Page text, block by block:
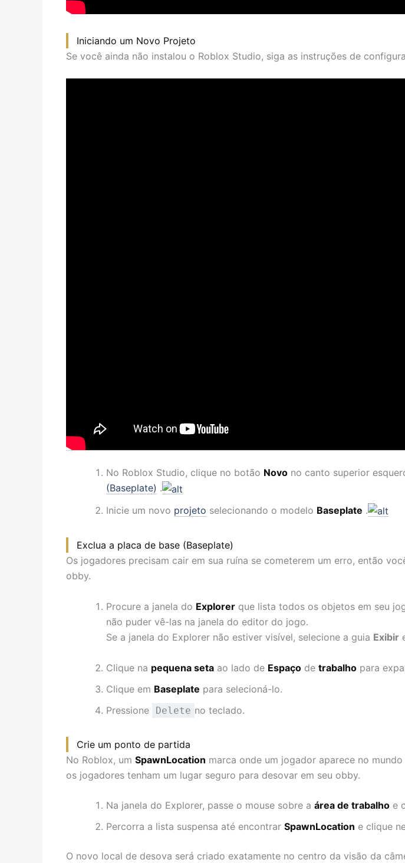
Iniciando um Novo Projeto
Se você ainda não instalou o Roblox Studio, siga as instruções de
No Roblox Studio, clique no botão Novo no canto superior
(Baseplate) .
Inicie um novo projeto selecionando o modelo Baseplate .
Exclua a placa de base (Baseplate)
Os jogadores precisam cair em sua ruína se cometerem um erro, então
obby.
Procure a janela do Explorer que lista todos os objetos em seu
não puder vê-las na janela do editor do jogo.
Se a janela do Explorer não estiver visível, selecione a guia Exibir
Clique na pequena seta ao lado de Espaço de trabalho para
Clique em Baseplate para selecioná-lo.
Pressione
Delete no teclado.
Crie um ponto de partida
No Roblox, um SpawnLocation marca onde um jogador aparece no
os jogadores tenham um lugar seguro para desovar em seu obby.
Na janela do Explorer, passe o mouse sobre a área de trabalho e
Percorra a lista suspensa até encontrar SpawnLocation e clique
O novo local de desova será criado exatamente no centro da visão da